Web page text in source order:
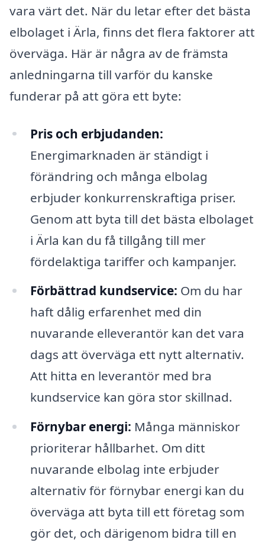
vara värt det. När du letar efter det bästa
elbolaget i Ärla, finns det flera faktorer att
överväga. Här är några av de främsta
anledningarna till varför du kanske
funderar på att göra ett byte:
Pris och erbjudanden:
Energimarknaden är ständigt i
förändring och många elbolag
erbjuder konkurrenskraftiga priser.
Genom att byta till det bästa elbolaget
i Ärla kan du få tillgång till mer
fördelaktiga tariffer och kampanjer.
Förbättrad kundservice: Om du har
haft dålig erfarenhet med din
nuvarande elleverantör kan det vara
dags att överväga ett nytt alternativ.
Att hitta en leverantör med bra
kundservice kan göra stor skillnad.
Förnybar energi: Många människor
prioriterar hållbarhet. Om ditt
nuvarande elbolag inte erbjuder
alternativ för förnybar energi kan du
överväga att byta till ett företag som
gör det, och därigenom bidra till en